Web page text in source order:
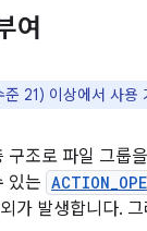
여
21) 이상에서 사용
조로 파일 그룹
있는
발생합니다.